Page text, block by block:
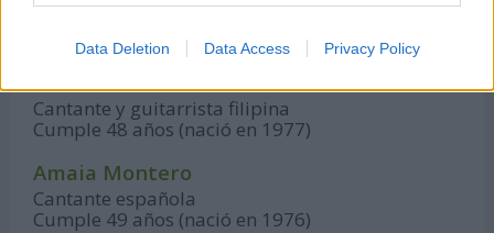
Data Deletion Data Access Privacy Policy
Cumple 48 años (nació en 1977)
Barbie Almalbis
Cantante y guitarrista filipina
Cumple 48 años (nació en 1977)
Amaia Montero
Cantante española
Cumple 49 años (nació en 1976)